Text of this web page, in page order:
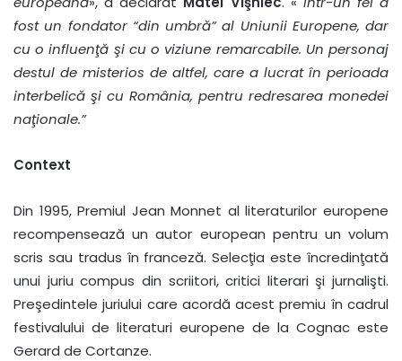
fost un fondator “din umbră” al Uniunii Europene, dar
cu o influenţă şi cu o viziune remarcabile. Un personaj
destul de misterios de altfel, care a lucrat în perioada
interbelică şi cu România, pentru redresarea monedei
naţionale.”
Context
Din 1995, Premiul Jean Monnet al literaturilor europene
recompensează un autor european pentru un volum
scris sau tradus în franceză. Selecţia este încredinţată
unui juriu compus din scriitori, critici literari şi jurnalişti.
Preşedintele juriului care acordă acest premiu în cadrul
festivalului de literaturi europene de la Cognac este
Gerard de Cortanze.